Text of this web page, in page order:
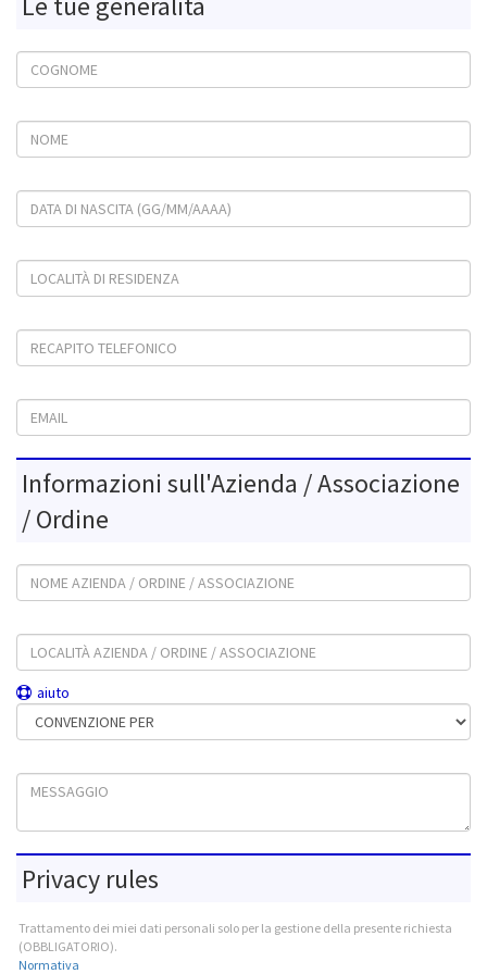
Informazioni sull'Azienda / Associazione
/ Ordine
aiuto
Privacy rules
Trattamento dei miei dati personali solo per la gestione della presente richiesta
(OBBLIGATORIO).
Normativa